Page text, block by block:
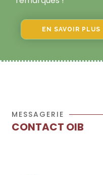
EN SAVOIR PLUS
MESSAGERIE
CONTACT OIB